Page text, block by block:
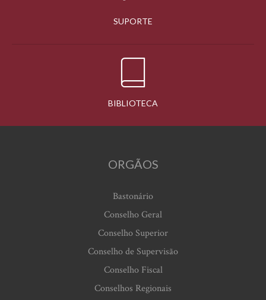
SUPORTE
BIBLIOTECA
ORGÃOS
Bastonário
Conselho Geral
Conselho Superior
Conselho de Supervisão
Conselho Fiscal
Conselhos Regionais